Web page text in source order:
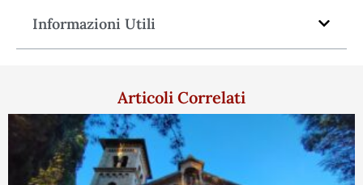
Informazioni Utili
Articoli Correlati